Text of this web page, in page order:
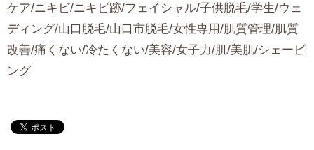
ケア/ニキビ/ニキビ跡/フェイシャル/子供脱毛/学生/ウェ
ディング/山口脱毛/山口市脱毛/女性専用/肌質管理/肌質
改善/痛くない/冷たくない/美容/女子力/肌/美肌/シェービ
ング